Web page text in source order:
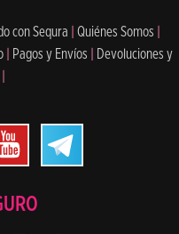
con Sequra Quiénes Somos
Pagos y Envíos
Devoluciones y